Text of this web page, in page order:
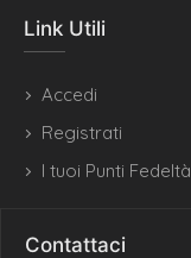
Link Utili
Accedi
Registrati
I tuoi Punti Fedeltà
Contattaci